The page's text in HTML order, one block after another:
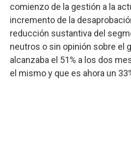
comienzo de la gestión a la
incremento de la
reducción sustantiva del
neutros o sin opinión sobre el
alcanzaba el 51% a los dos
el mismo y que es ahora un